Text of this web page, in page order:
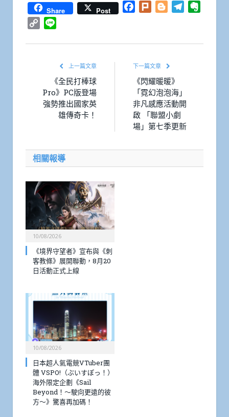
Share Post Facebook
Plurk BloggerTelegram
Copy
上一篇文章
《全民打棒球
Pro》PC版登場
強勢推出國家英
雄傳奇卡！
下一篇文章
《閃耀暖暖》
「霓幻泡泡海」
非凡感應活動開
啟 「聯盟小劇
場」第七季更新
相關報導
10/08/2026
《境界守望者》宣布與《刺
客教條》展開聯動，8月20
日活動正式上線
10/08/2026
日本超人氣電競VTuber團
體 VSPO!（ぶいすぽっ！）
海外限定企劃《Sail
Beyond！～駛向更遠的彼
方～》驚喜再加碼！